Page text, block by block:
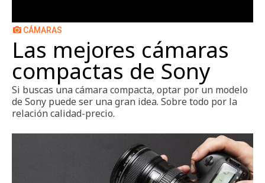
CÁMARAS
Las mejores cámaras
compactas de Sony
Si buscas una cámara compacta, optar por un modelo
de Sony puede ser una gran idea. Sobre todo por la
relación calidad-precio.